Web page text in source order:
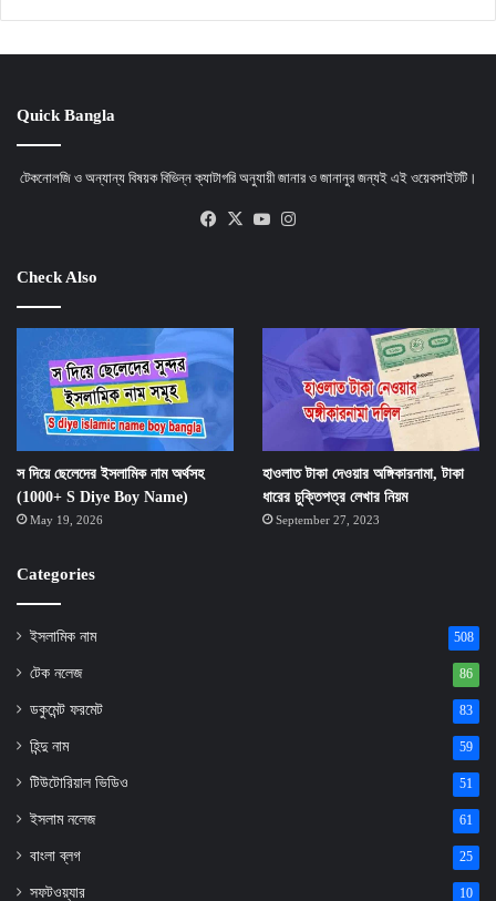
Quick Bangla
টেকনোলজি ও অন্যান্য বিষয়ক বিভিন্ন ক্যাটাগরি অনুযায়ী জানার ও জানানুর জন্যই এই ওয়েবসাইটটি।
Facebook
X YouTube
Check Also
স দিয়ে ছেলেদের ইসলামিক নাম অর্থসহ
(1000+ S Diye Boy Name)
May 19, 2026
হাওলাত টাকা দেওয়ার অঙ্গিকারনামা, টাকা
ধারের চুক্তিপত্র লেখার নিয়ম
September 27, 2023
Categories
ইসলামিক নাম 508
টেক নলেজ 86
ডকুমেন্ট ফরমেট 83
হিন্দু নাম 59
টিউটোরিয়াল ভিডিও 51
ইসলাম নলেজ 61
বাংলা ব্লগ 25
সফটওয়্যার 10